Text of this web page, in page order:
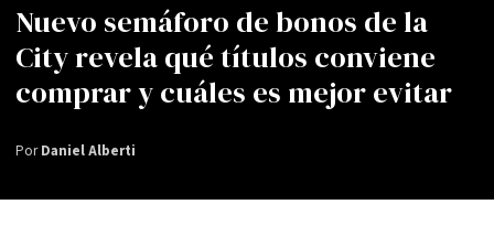
Nuevo semáforo de bonos de la
City revela qué títulos conviene
comprar y cuáles es mejor evitar
PorDaniel Alberti